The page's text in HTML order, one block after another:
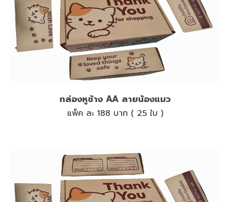
กล่องหูช้าง AA ลายน้องแมว
แพ็ค ละ 188 บาท ( 25 ใบ )